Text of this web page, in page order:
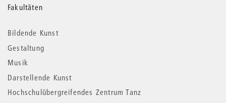
Weitere
Informationen
Fakultäten
Bildende Kunst
Gestaltung
Musik
Darstellende Kunst
Hochschulübergreifendes Zentrum Tanz